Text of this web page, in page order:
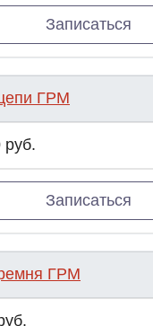
Записаться
ГРМ
руб.
Записаться
ГРМ